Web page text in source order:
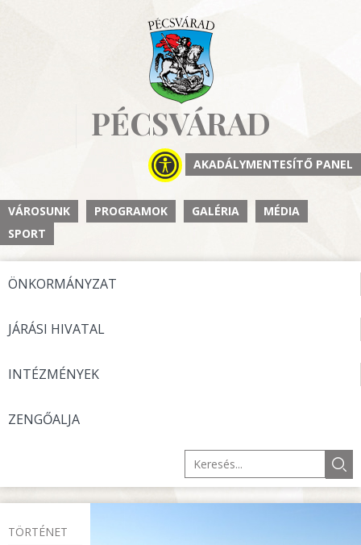
PÉCSVÁRAD
AKADÁLYMENTESÍTŐ PANEL
VÁROSUNK PROGRAMOK GALÉRIA
MÉDIA
SPORT
ÖNKORMÁNYZAT
JÁRÁSI HIVATAL
INTÉZMÉNYEK
ZENGŐALJA
TÖRTÉNET